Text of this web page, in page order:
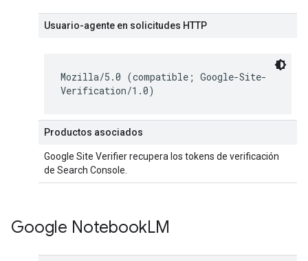
Usuario-agente en solicitudes HTTP
Mozilla/5.0 (compatible; Google-Site-
Verification/1.0)
Productos asociados
Google Site Verifier recupera los tokens de verificación
de Search Console.
Google NotebookLM